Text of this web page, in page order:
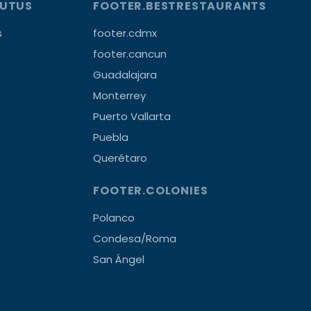
FOOTER.BESTRESTAURANTS
footer.cdmx
footer.cancun
Guadalajara
Monterrey
Puerto Vallarta
Puebla
Querétaro
FOOTER.COLONIES
Polanco
Condesa/Roma
San Ángel